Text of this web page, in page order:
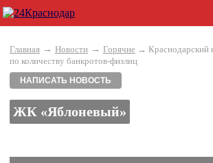
Главная → Новости → Горячие → Краснодарский
по количеству банкротов-физлиц
НАПИСАТЬ НОВОСТЬ
ЖК «Яблоневый»